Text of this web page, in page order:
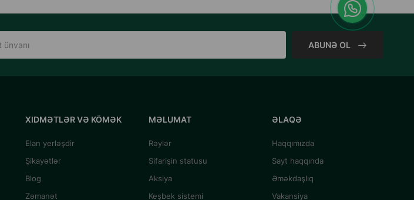
ABUNƏ OL
XIDMƏTLƏR VƏ KÖMƏK
Elan yerləşdir
Şikayətlər
Blog
Zəmanət
MƏLUMAT
Rəylər
Sifarişin statusu
Aksiya
Keşbek sistemi
ƏLAQƏ
Haqqımızda
Sayt haqqında
Əməkdaşlıq
Vakansiya